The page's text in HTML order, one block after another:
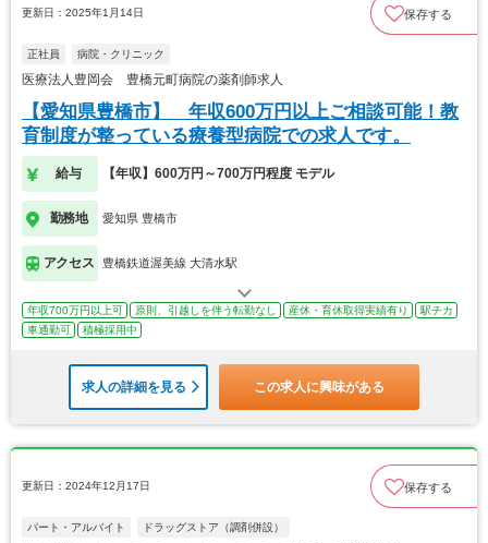
更新日：2025年1月14日 保存する
正社員 病院・クリニック
医療法人豊岡会 豊橋元町病院の薬剤師求人
【愛知県豊橋市】 年収600万円以上ご相談可能！教
育制度が整っている療養型病院での求人です。
給与 【年収】600万円～700万円程度 モデル
勤務地 愛知県 豊橋市
アクセス 豊橋鉄道渥美線 大清水駅
年収700万円以上可 原則、引越しを伴う転勤なし 産休・育休取得実績有り
駅チカ
車通勤可
積極採用中
求人の詳細を見る この求人に興味がある
更新日：2024年12月17日 保存する
パート・アルバイト ドラッグストア（調剤併設）